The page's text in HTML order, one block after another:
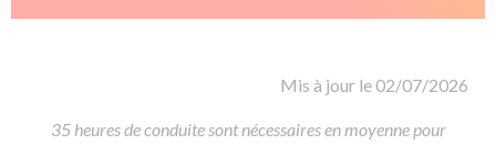
Formations pro.
Formation CACES
Mis à jour le 02/07/2026
35 heures de conduite sont nécessaires en moyenne pour